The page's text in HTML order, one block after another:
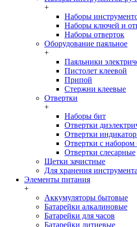
+
Наборы
Наборы ключей и
Наборы отверток
Оборудование паяльное
+
Паяльники
Пистолет клеевой
Припой
Стержни клеевые
Отвертки
+
Наборы бит
Отвертки
Отвертки
Отвертки с набором
Отвертки слесарные
Щетки зачистные
Для хранения инструмента
Элементы питания
+
Аккумуляторы бытовые
Батарейки алкалиновые
Батарейки для часов
Батарейки литиевые